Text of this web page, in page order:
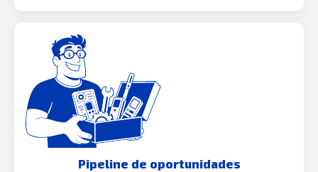
Pipeline de oportunidades